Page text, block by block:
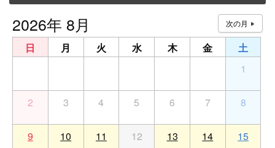
2026年 8月
日 月 火 水 木 金
土
1
2 3 4 5 6 7 8
9 10 11 12 13 14 15